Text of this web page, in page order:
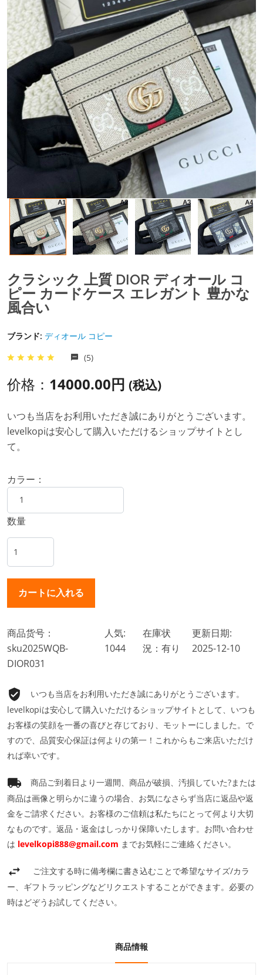
クラシック 上質 DIOR ディオール コ
ピー カードケース エレガント 豊かな
風合い
ブランド: ディオール コピー
(5)
价格： 14000.00円 (税込)
いつも当店をお利用いただき誠にありがとうございます。
levelkopiは安心して購入いただけるショップサイトとし
て。
カラー：
数量
商品货号：
sku2025WQB-
DIOR031
人気:
1044
在庫状
況：有り
更新日期:
2025-12-10
いつも当店をお利用いただき誠にありがとうございます。
levelkopiは安心して購入いただけるショップサイトとして、いつも
お客様の笑顔を一番の喜びと存じており、モットーにしました。で
すので、品質安心保証は何よりの第一！これからもご来店いただけ
れば幸いです。
商品ご到着日より一週間、商品が破損、汚損していた?または
商品は画像と明らかに違うの場合、お気になさらず当店に返品や返
金をご請求ください。お客様のご信頼は私たちにとって何より大切
なものです。返品・返金はしっかり保障いたします。お問い合わせ
は levelkopi888@gmail.com までお気軽にご連絡ください。
ご注文する時に備考欄に書き込むことで希望なサイズ/カラ
ー、ギフトラッピングなどリクエストすることができます。必要の
時はどぞうお試してください。
商品情報